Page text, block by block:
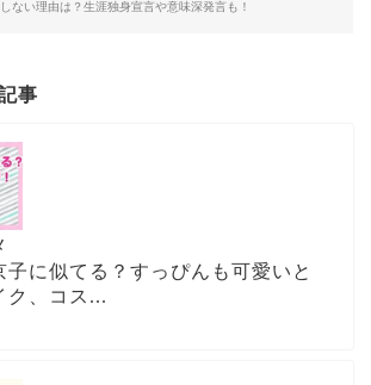
ない理由は？生涯独身宣言や意味深発言も！
事
子に似てる？すっぴんも可愛いと
ク、コス...